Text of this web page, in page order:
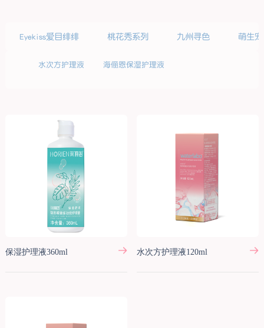
Eyekiss爱目绯绯 桃花秀系列 九州寻色 萌生
水次方护理液 海俪恩保湿护理液
保湿护理液360ml 水次方护理液120ml